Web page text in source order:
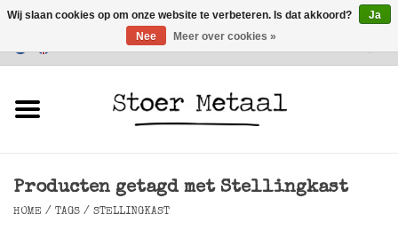
Klantenservice
Verlichting
Producten getagd met Stellingkast
HOME / TAGS / STELLINGKAST
Wij slaan cookies op om onze website te verbeteren. Is dat akkoord?
Ja
Nee
Meer over cookies »